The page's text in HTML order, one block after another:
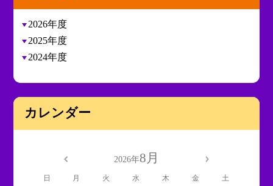
2026年度
2025年度
2024年度
カレンダー
2026年8月
日 月 火 水 木 金 土